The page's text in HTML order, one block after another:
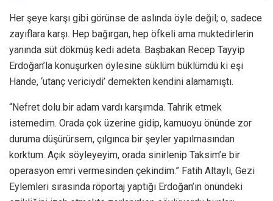
Her şeye karşı gibi görünse de aslında öyle değil; o, sadece
zayıflara karşı. Hep bağırgan, hep öfkeli ama muktedirlerin
yanında süt dökmüş kedi adeta. Başbakan Recep Tayyip
Erdoğan’la konuşurken öylesine süklüm büklümdü ki eşi
Hande, ‘utanç vericiydi’ demekten kendini alamamıştı.
“Nefret dolu bir adam vardı karşımda. Tahrik etmek
istemedim. Orada çok üzerine gidip, kamuoyu önünde zor
duruma düşürürsem, çılgınca bir şeyler yapılmasından
korktum. Açık söyleyeyim, orada sinirlenip Taksim’e bir
operasyon emri vermesinden çekindim.” Fatih Altaylı, Gezi
Eylemleri sırasında röportaj yaptığı Erdoğan’ın önündeki